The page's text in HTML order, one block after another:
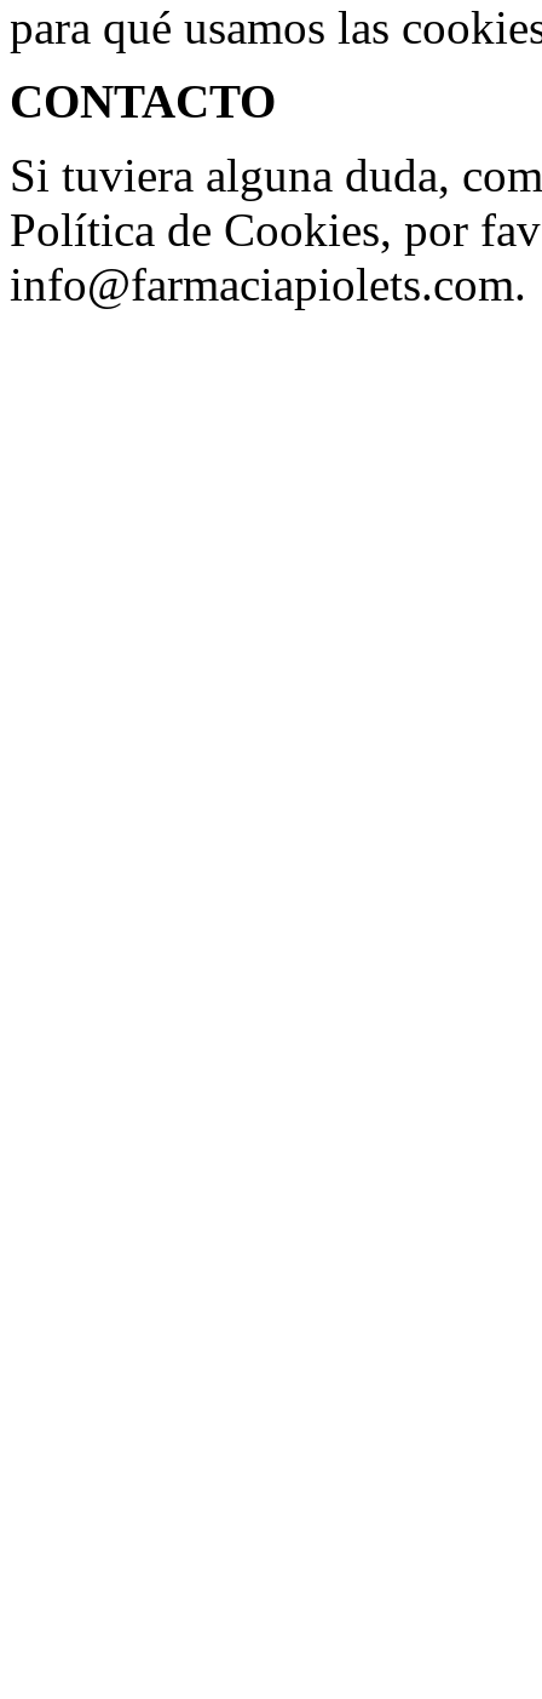
para qué usamos las
CONTACTO
Si tuviera alguna duda,
Política de Cookies, por
info@farmaciapiolets.com.